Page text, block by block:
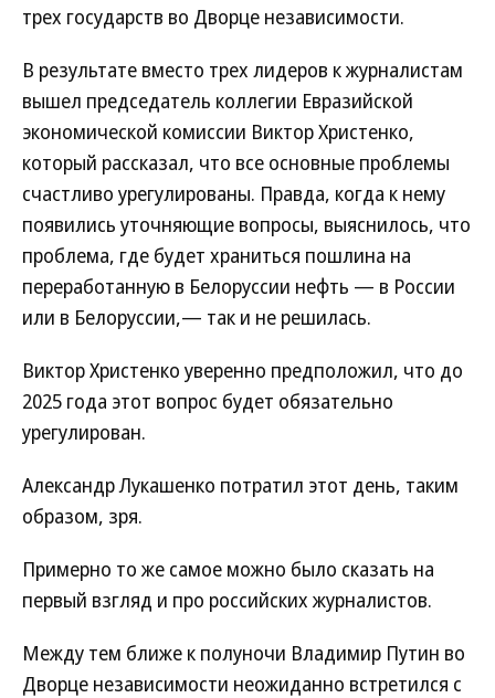
трех государств во Дворце независимости.
В результате вместо трех лидеров к журналистам
вышел председатель коллегии Евразийской
экономической комиссии Виктор Христенко,
который рассказал, что все основные проблемы
счастливо урегулированы. Правда, когда к нему
появились уточняющие вопросы, выяснилось, что
проблема, где будет храниться пошлина на
переработанную в Белоруссии нефть — в России
или в Белоруссии,— так и не решилась.
Виктор Христенко уверенно предположил, что до
2025 года этот вопрос будет обязательно
урегулирован.
Александр Лукашенко потратил этот день, таким
образом, зря.
Примерно то же самое можно было сказать на
первый взгляд и про российских журналистов.
Между тем ближе к полуночи Владимир Путин во
Дворце независимости неожиданно встретился с